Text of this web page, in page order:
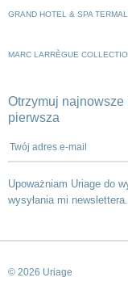
GRAND HOTEL & SPA
MARC LARRÈGUE
Otrzymuj
pierwsza
Twój adres e-mail
Upoważniam Uriage do
wysyłania mi newslettera.
© 2026 Uriage